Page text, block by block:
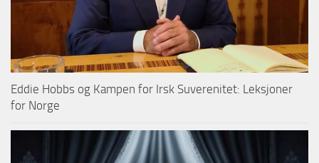
Eddie Hobbs og Kampen for Irsk Suverenitet: Leksjoner
for Norge